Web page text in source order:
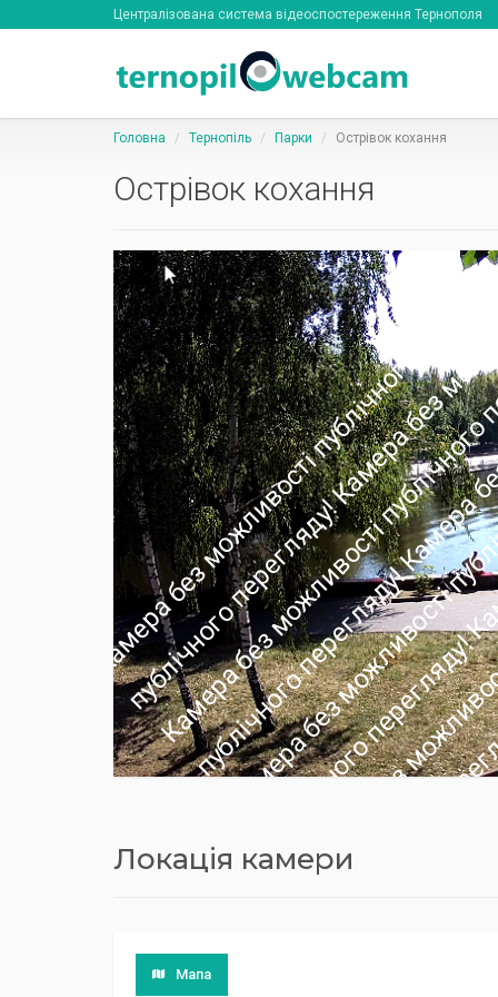
Централізована система відеоспостереження Тернополя
Головна Тернопіль Парки Острівок кохання
Острівок кохання
Локація камери
Мапа